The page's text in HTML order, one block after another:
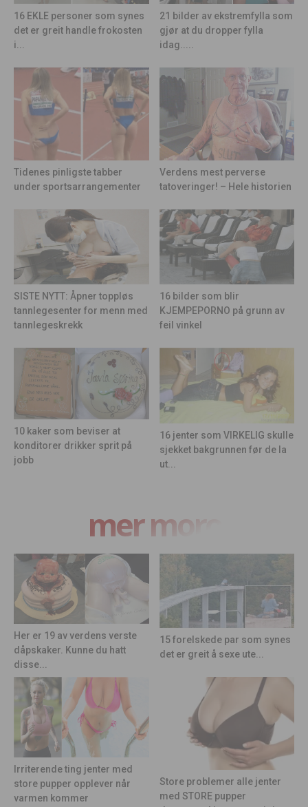
16 EKLE personer som synes
det er greit handle frokosten
i...
21 bilder av ekstremfylla som
gjør at du dropper fylla
idag.....
Tidenes pinligste tabber
under sportsarrangementer
Verdens mest perverse
tatoveringer! – Hele historien
SISTE NYTT: Åpner toppløs
tannlegesenter for menn med
tannlegeskrekk
16 bilder som blir
KJEMPEPORNO på grunn av
feil vinkel
10 kaker som beviser at
konditorer drikker sprit på
jobb
16 jenter som VIRKELIG skulle
sjekket bakgrunnen før de la
ut...
mer moro
Her er 19 av verdens verste
dåpskaker. Kunne du hatt
disse...
15 forelskede par som synes
det er greit å sexe ute...
Irriterende ting jenter med
store pupper opplever når
varmen kommer
Store problemer alle jenter
med STORE pupper